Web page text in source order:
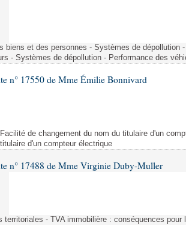
des lois
des lois
sociale
et orales
des débats
biens et des personnes - Systèmes de dépollution
- Systèmes de dépollution - Performance des
n° 17550 de Mme Émilie Bonnivard
de changement du nom du titulaire d'un
d'un compteur électrique
n° 17488 de Mme Virginie Duby-Muller
territoriales - TVA immobilière : conséquences